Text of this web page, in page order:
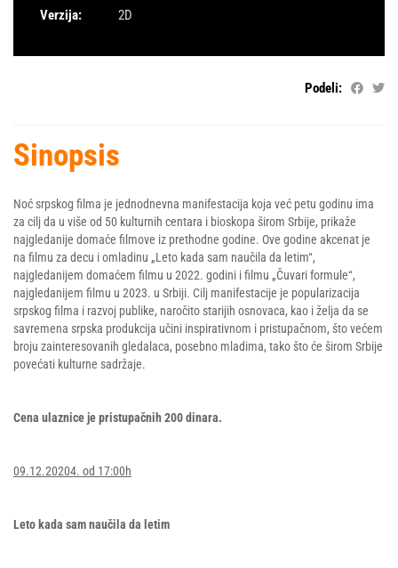
Verzija:
2D
Podeli:
Sinopsis
Noć srpskog filma je jednodnevna manifestacija koja već petu godinu ima
za cilj da u više od 50 kulturnih centara i bioskopa širom Srbije, prikaže
najgledanije domaće filmove iz prethodne godine. Ove godine akcenat je
na filmu za decu i omladinu „Leto kada sam naučila da letim“,
najgledanijem domaćem filmu u 2022. godini i filmu „Čuvari formule“,
najgledanijem filmu u 2023. u Srbiji. Cilj manifestacije je popularizacija
srpskog filma i razvoj publike, naročito starijih osnovaca, kao i želja da se
savremena srpska produkcija učini inspirativnom i pristupačnom, što većem
broju zainteresovanih gledalaca, posebno mladima, tako što će širom Srbije
povećati kulturne sadržaje.
Cena ulaznice je pristupačnih 200 dinara.
09.12.20204. od 17:00h
Leto kada sam naučila da letim